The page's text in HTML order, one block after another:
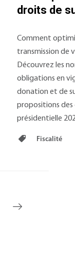
droits de
Comment
transmission de
Découvrez les
obligations en
donation et de
propositions des
présidentielle
Fiscalité